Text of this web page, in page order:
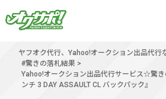
ヤフオク代行、Yahoo!オークション出品代行
#驚きの落札結果 >
Yahoo!オークション出品代行サービス☆驚
ンチ 3 DAY ASSAULT CL バックパック』